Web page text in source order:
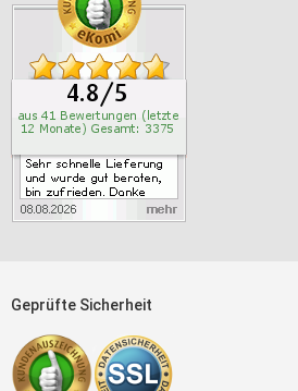
Geprüfte Sicherheit